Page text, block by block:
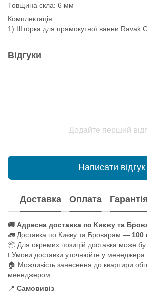
Товщина скла: 6 мм
Комплектація:
1) Шторка для прямокутної ванни Ravak
Відгуки
Додайте перший
Написати відгук
Доставка Оплата Гарантія
🚚 Адресна доставка по Києву та
🚛 Доставка по Києву та Броварам — 100
📦 Для окремих позицій доставка може
ℹ️ Умови доставки уточнюйте у менеджера.
🏠 Можливість занесення до квартири
менеджером.
📍 Самовивіз